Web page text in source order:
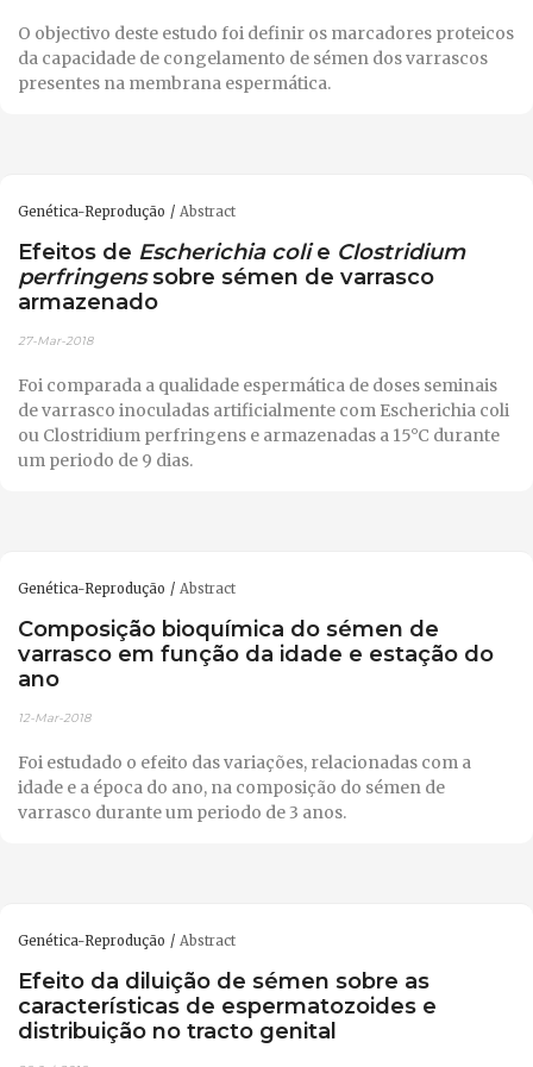
O objectivo deste estudo foi definir os marcadores proteicos
da capacidade de congelamento de sémen dos varrascos
presentes na membrana espermática.
Genética-Reprodução Abstract
Efeitos de Escherichia colie Clostridium
perfringenssobre sémen de varrasco
armazenado
27-Mar-2018
Foi comparada a qualidade espermática de doses seminais
de varrasco inoculadas artificialmente com Escherichia coli
ou Clostridium perfringens e armazenadas a 15°C durante
um periodo de 9 dias.
Genética-Reprodução Abstract
Composição bioquímica do sémen de
varrasco em função da idade e estação do
ano
12-Mar-2018
Foi estudado o efeito das variações, relacionadas com a
idade e a época do ano, na composição do sémen de
varrasco durante um periodo de 3 anos.
Genética-Reprodução Abstract
Efeito da diluição de sémen sobre as
características de espermatozoides e
distribuição no tracto genital